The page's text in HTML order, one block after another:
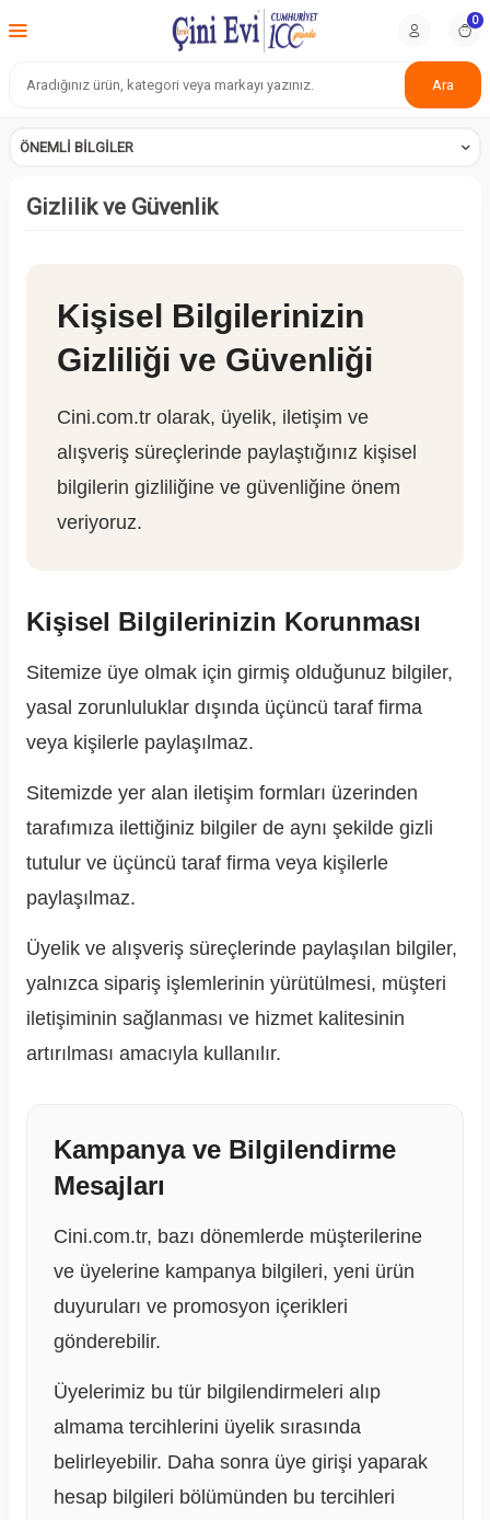
Ara
0
ÖNEMLI BILGILER
Gizlilik ve Güvenlik
Kişisel Bilgilerinizin
Gizliliği ve Güvenliği
Cini.com.tr olarak, üyelik, iletişim ve
alışveriş süreçlerinde paylaştığınız kişisel
bilgilerin gizliliğine ve güvenliğine önem
veriyoruz.
Kişisel Bilgilerinizin Korunması
Sitemize üye olmak için girmiş olduğunuz bilgiler,
yasal zorunluluklar dışında üçüncü taraf firma
veya kişilerle paylaşılmaz.
Sitemizde yer alan iletişim formları üzerinden
tarafımıza ilettiğiniz bilgiler de aynı şekilde gizli
tutulur ve üçüncü taraf firma veya kişilerle
paylaşılmaz.
Üyelik ve alışveriş süreçlerinde paylaşılan bilgiler,
yalnızca sipariş işlemlerinin yürütülmesi, müşteri
iletişiminin sağlanması ve hizmet kalitesinin
artırılması amacıyla kullanılır.
Kampanya ve Bilgilendirme
Mesajları
Cini.com.tr, bazı dönemlerde müşterilerine
ve üyelerine kampanya bilgileri, yeni ürün
duyuruları ve promosyon içerikleri
gönderebilir.
Üyelerimiz bu tür bilgilendirmeleri alıp
almama tercihlerini üyelik sırasında
belirleyebilir. Daha sonra üye girişi yaparak
hesap bilgileri bölümünden bu tercihleri